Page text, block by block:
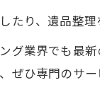
たり、遺品整
グ業界でも最
ぜひ専門のサー